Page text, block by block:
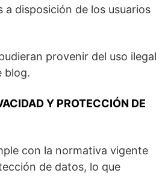
a disposición de los usuarios
provenir del uso ilegal
blog.
Y PROTECCIÓN DE
con la normativa vigente
de datos, lo que